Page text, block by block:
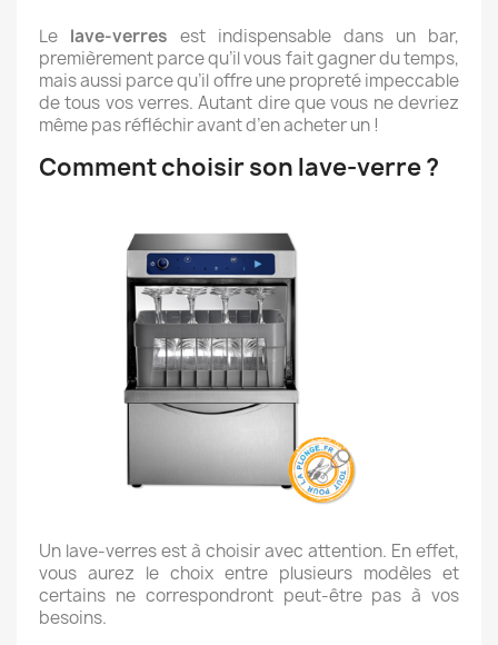
Le lave-verres est indispensable dans un bar,
premièrement parce qu’il vous fait gagner du temps,
mais aussi parce qu’il offre une propreté impeccable
de tous vos verres. Autant dire que vous ne devriez
même pas réfléchir avant d’en acheter un !
Comment choisir son lave-verre ?
Un lave-verres est à choisir avec attention. En effet,
vous aurez le choix entre plusieurs modèles et
certains ne correspondront peut-être pas à vos
besoins.